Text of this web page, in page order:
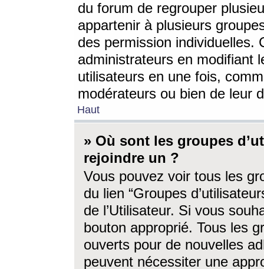
du forum de regrouper
appartenir à plusieurs
des permission individuelles.
administrateurs en modifiant
utilisateurs en une fois,
modérateurs ou bien de leur
Haut
» Où sont les groupes
rejoindre un ?
Vous pouvez voir tous les
du lien “Groupes
de l’Utilisateur. Si vous
bouton approprié. Tous les
ouverts pour de nouvelles
peuvent nécessiter une